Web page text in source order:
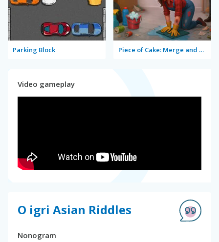
Parking Block Piece of Cake: Merge and Bake
Video gameplay
O igri Asian Riddles
Nonogram